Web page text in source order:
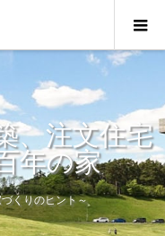
、注文住宅
年の家
くりのヒント～